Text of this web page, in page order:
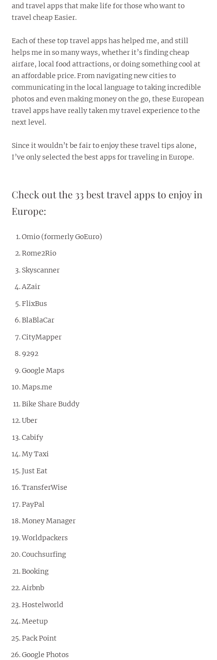
and travel apps that make life for those who want to
travel cheap Easier.
Each of these top travel apps has helped me, and still
helps me in so many ways, whether it’s finding cheap
airfare, local food attractions, or doing something cool at
an affordable price. From navigating new cities to
communicating in the local language to taking incredible
photos and even making money on the go, these European
travel apps have really taken my travel experience to the
next level.
Since it wouldn’t be fair to enjoy these travel tips alone,
I’ve only selected the best apps for traveling in Europe.
Check out the 33 best travel apps to enjoy in
Europe:
Omio (formerly GoEuro)
Rome2Rio
Skyscanner
AZair
FlixBus
BlaBlaCar
CityMapper
9292
Google Maps
Maps.me
Bike Share Buddy
Uber
Cabify
My Taxi
Just Eat
TransferWise
PayPal
Money Manager
Worldpackers
Couchsurfing
Booking
Airbnb
Hostelworld
Meetup
Pack Point
Google Photos